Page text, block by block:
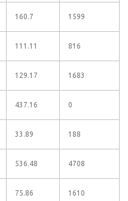
160.7 1599
111.11 816
129.17 1683
437.16 0
33.89 188
536.48 4708
75.86 1610